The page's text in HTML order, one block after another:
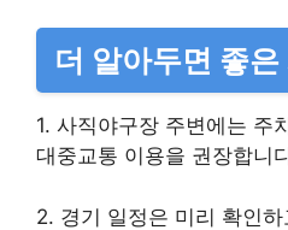
더 알아두면 좋은
1. 사직야구장 주변에는 주
대중교통 이용을 권장합니
2. 경기 일정은 미리 확인